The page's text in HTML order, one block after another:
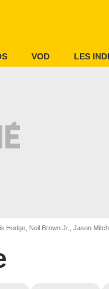
VOD LES
Neil Brown Jr., Jason